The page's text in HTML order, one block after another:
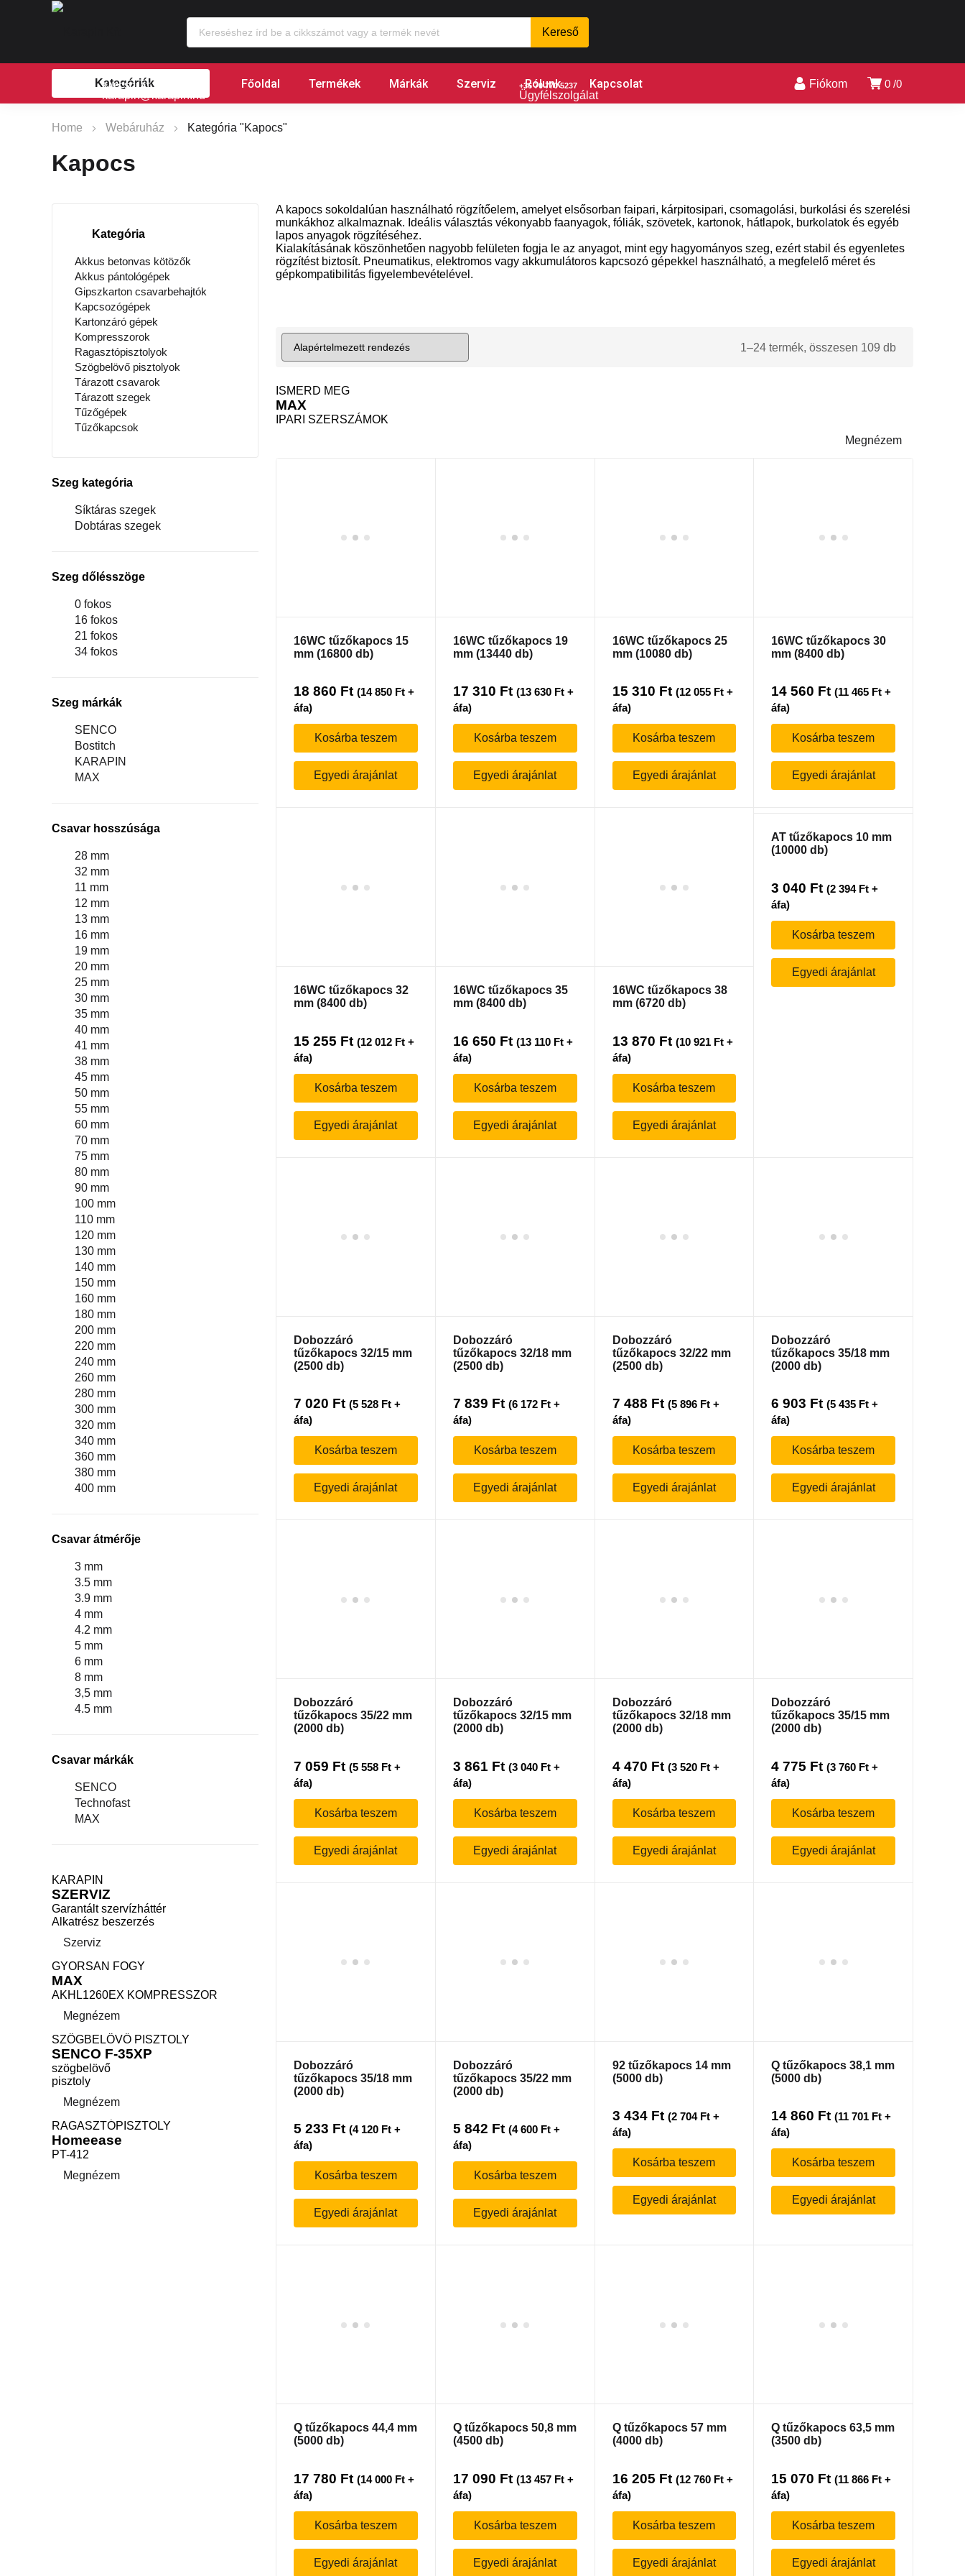
KAPCSOLAT
karapin@karapin.hu
+36 70 770 5237
Ügyfélszolgálat
0 0
Fiókom
Kategóriák Főoldal Termékek Márkák Szerviz Rólunk Kapcsolat
Home Webáruház Kategória "Kapocs"
Kapocs
Kategória
Akkus betonvas kötözők
Akkus pántológépek
Gipszkarton csavarbehajtók
Kapcsozógépek
Kartonzáró gépek
Kompresszorok
Ragasztópisztolyok
Szögbelövő pisztolyok
Tárazott csavarok
Tárazott szegek
Tűzőgépek
Tűzőkapcsok
Szeg kategória
Síktáras szegek
Dobtáras szegek
Szeg dőlésszöge
0 fokos
16 fokos
21 fokos
34 fokos
Szeg márkák
SENCO
Bostitch
KARAPIN
MAX
Csavar hosszúsága
28 mm
32 mm
11 mm
12 mm
13 mm
16 mm
19 mm
20 mm
25 mm
30 mm
35 mm
40 mm
41 mm
38 mm
45 mm
50 mm
55 mm
60 mm
70 mm
75 mm
80 mm
90 mm
100 mm
110 mm
120 mm
130 mm
140 mm
150 mm
160 mm
180 mm
200 mm
220 mm
240 mm
260 mm
280 mm
300 mm
320 mm
340 mm
360 mm
380 mm
400 mm
Csavar átmérője
3 mm
3.5 mm
3.9 mm
4 mm
4.2 mm
5 mm
6 mm
8 mm
3,5 mm
4.5 mm
Csavar márkák
SENCO
Technofast
MAX
KARAPIN
SZERVIZ
Garantált szervízháttér
Alkatrész beszerzés
Szerviz
GYORSAN FOGY
MAX
AKHL1260EX KOMPRESSZOR
Megnézem
SZÖGBELÖVŐ PISZTOLY
SENCO F-35XP
szögbelövő
pisztoly
Megnézem
RAGASZTÓPISZTOLY
Homeease
PT-412
Megnézem
A kapocs sokoldalúan használható rögzítőelem, amelyet elsősorban faipari, kárpitosipari, csomagolási, burkolási és szerelési
munkákhoz alkalmaznak. Ideális választás vékonyabb faanyagok, fóliák, szövetek, kartonok, hátlapok, burkolatok és egyéb
lapos anyagok rögzítéséhez.
Kialakításának köszönhetően nagyobb felületen fogja le az anyagot, mint egy hagyományos szeg, ezért stabil és egyenletes
rögzítést biztosít. Pneumatikus, elektromos vagy akkumulátoros kapcsozó gépekkel használható, a megfelelő méret és
gépkompatibilitás figyelembevételével.
1–24 termék, összesen 109 db
ISMERD MEG
MAX
IPARI SZERSZÁMOK
Megnézem
16WC tűzőkapocs 15
mm (16800 db)
18 860 Ft (14 850 Ft +
áfa)
Kosárba teszem
Egyedi árajánlat
16WC tűzőkapocs 19
mm (13440 db)
17 310 Ft (13 630 Ft+
áfa)
Kosárba teszem
Egyedi árajánlat
16WC tűzőkapocs 25
mm (10080 db)
15 310 Ft (12 055 Ft+
áfa)
Kosárba teszem
Egyedi árajánlat
16WC tűzőkapocs 30
mm (8400 db)
14 560 Ft (11 465 Ft +
áfa)
Kosárba teszem
Egyedi árajánlat
16WC tűzőkapocs 32
mm (8400 db)
15 255 Ft (12 012 Ft +
áfa)
Kosárba teszem
Egyedi árajánlat
16WC tűzőkapocs 35
mm (8400 db)
16 650 Ft (13 110 Ft+
áfa)
Kosárba teszem
Egyedi árajánlat
16WC tűzőkapocs 38
mm (6720 db)
13 870 Ft (10 921 Ft+
áfa)
Kosárba teszem
Egyedi árajánlat
AT tűzőkapocs 10 mm
(10000 db)
3 040 Ft (2 394 Ft +
áfa)
Kosárba teszem
Egyedi árajánlat
Dobozzáró
tűzőkapocs 32/15 mm
(2500 db)
7 020 Ft (5 528 Ft +
áfa)
Kosárba teszem
Egyedi árajánlat
Dobozzáró
tűzőkapocs 32/18 mm
(2500 db)
7 839 Ft (6 172 Ft+
áfa)
Kosárba teszem
Egyedi árajánlat
Dobozzáró
tűzőkapocs 32/22 mm
(2500 db)
7 488 Ft (5 896 Ft+
áfa)
Kosárba teszem
Egyedi árajánlat
Dobozzáró
tűzőkapocs 35/18 mm
(2000 db)
6 903 Ft (5 435 Ft +
áfa)
Kosárba teszem
Egyedi árajánlat
Dobozzáró
tűzőkapocs 35/22 mm
(2000 db)
7 059 Ft (5 558 Ft +
áfa)
Kosárba teszem
Egyedi árajánlat
Dobozzáró
tűzőkapocs 32/15 mm
(2000 db)
3 861 Ft (3 040 Ft+
áfa)
Kosárba teszem
Egyedi árajánlat
Dobozzáró
tűzőkapocs 32/18 mm
(2000 db)
4 470 Ft (3 520 Ft+
áfa)
Kosárba teszem
Egyedi árajánlat
Dobozzáró
tűzőkapocs 35/15 mm
(2000 db)
4 775 Ft (3 760 Ft +
áfa)
Kosárba teszem
Egyedi árajánlat
Dobozzáró
tűzőkapocs 35/18 mm
(2000 db)
5 233 Ft (4 120 Ft +
áfa)
Kosárba teszem
Egyedi árajánlat
Dobozzáró
tűzőkapocs 35/22 mm
(2000 db)
5 842 Ft (4 600 Ft+
áfa)
Kosárba teszem
Egyedi árajánlat
92 tűzőkapocs 14 mm
(5000 db)
3 434 Ft (2 704 Ft+
áfa)
Kosárba teszem
Egyedi árajánlat
Q tűzőkapocs 38,1 mm
(5000 db)
14 860 Ft (11 701 Ft +
áfa)
Kosárba teszem
Egyedi árajánlat
Q tűzőkapocs 44,4 mm
(5000 db)
17 780 Ft (14 000 Ft +
áfa)
Kosárba teszem
Egyedi árajánlat
Q tűzőkapocs 50,8 mm
(4500 db)
17 090 Ft (13 457 Ft+
áfa)
Kosárba teszem
Egyedi árajánlat
Q tűzőkapocs 57 mm
(4000 db)
16 205 Ft (12 760 Ft+
áfa)
Kosárba teszem
Egyedi árajánlat
Q tűzőkapocs 63,5 mm
(3500 db)
15 070 Ft (11 866 Ft +
áfa)
Kosárba teszem
Egyedi árajánlat